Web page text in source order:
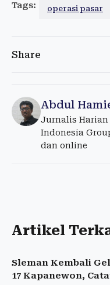
Tags: operasi pasar
Share
Abdul
Jurnalis
Indonesia
dan online
Artikel
Sleman Kembali
17 Kapanewon,